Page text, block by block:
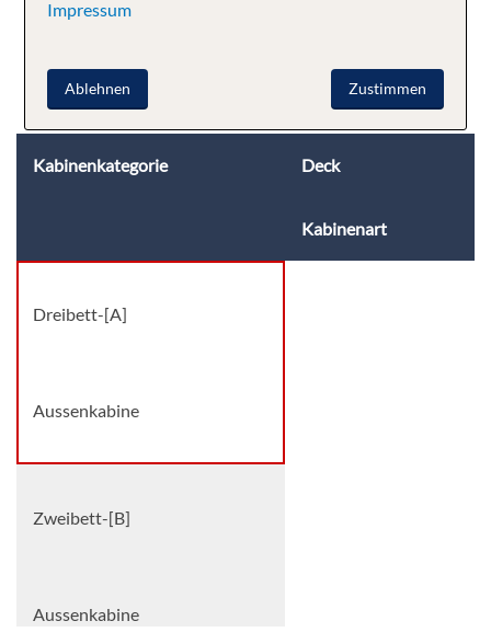
Kabinenkategorie Deck
Kabinenart
Dreibett-[A]
Aussenkabine
Zweibett-[B]
Aussenkabine
Impressum
Zustimmen
Ablehnen